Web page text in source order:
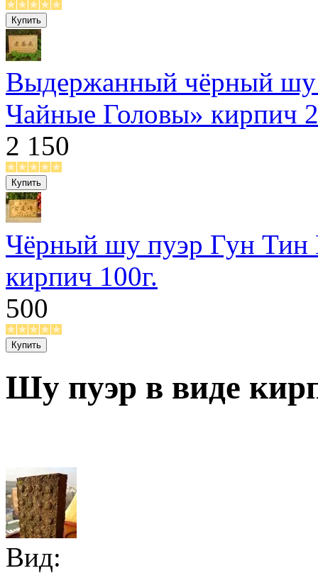
Выдержанный чёрный шу
Чайные Головы» кирпич
2 150
Чёрный шу пуэр Гун Тин
кирпич 100г.
500
Шу пуэр в виде
Вид: